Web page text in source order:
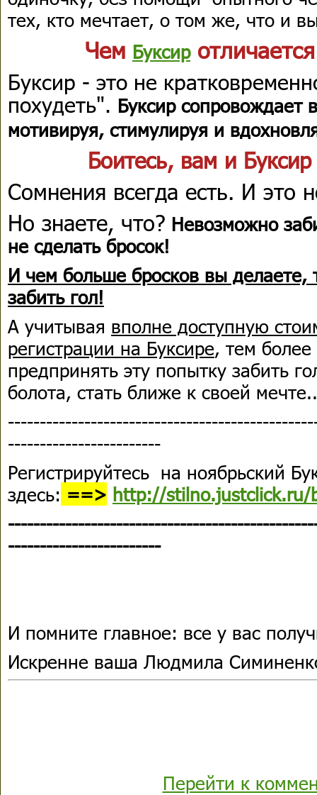
тех, кто мечтает, о том же, что и
Чем Буксир
Буксир - это не
похудеть". Буксир сопровождает
мотивируя, стимулируя и
Боитесь, вам и
Сомнения всегда есть. И это
Но знаете, что? Невозможно
не сделать бросок!
И чем больше бросков вы
забить гол!
А учитывая вполне доступную
регистрации на Буксире, тем
предпринять эту попытку забить
болота, стать ближе к своей
------------------------
Регистрируйтесь на ноябрьский
здесь: ==> http://stilno.justclick.ru/
------------------------
И помните главное: все у вас
Искренне ваша Людмила
Перейти к